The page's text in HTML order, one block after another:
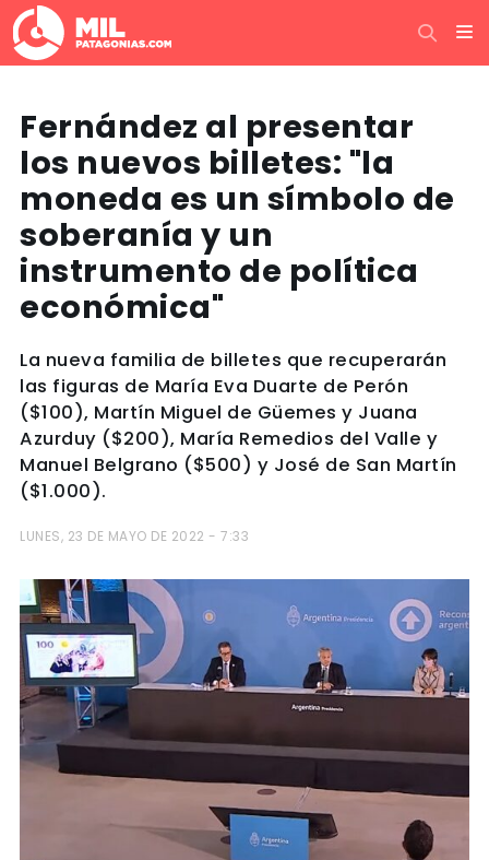
Fernández al presentar
los nuevos billetes: "la
moneda es un símbolo de
soberanía y un
instrumento de política
económica"
La nueva familia de billetes que recuperarán
las figuras de María Eva Duarte de Perón
($100), Martín Miguel de Güemes y Juana
Azurduy ($200), María Remedios del Valle y
Manuel Belgrano ($500) y José de San Martín
($1.000).
LUNES, 23 DE MAYO DE 2022 - 7:33